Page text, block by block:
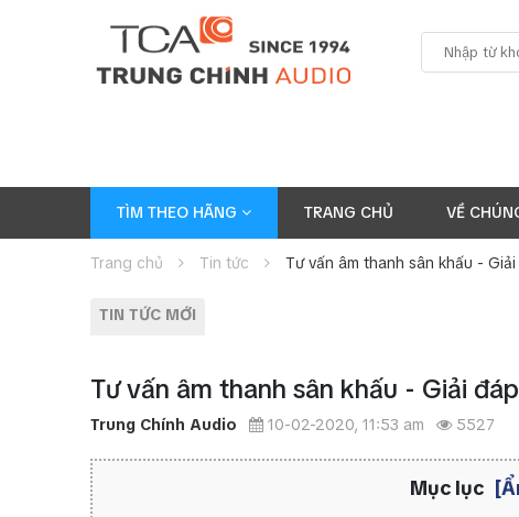
TÌM THEO HÃNG TRANG CHỦ VỀ
Trang chủ Tin tức Tư vấn âm thanh sân khấu -
TIN TỨC MỚI
Tư vấn âm thanh sân khấu - Giải
Trung Chính Audio 10-02-2020, 11:53 am 5527
Mục lục